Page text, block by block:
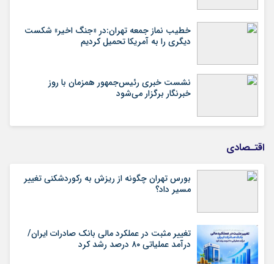
خطیب نماز جمعه تهران:در «جنگ اخیر» شکست
دیگری را به آمریکا تحمیل کردیم
نشست خبری رئیس‌جمهور همزمان با روز
خبرنگار برگزار می‌شود
اقتـصادی
بورس تهران چگونه از ریزش به رکوردشکنی تغییر
مسیر داد؟
تغییر مثبت در عملکرد مالی بانک صادرات ایران/
درآمد عملیاتی ۸۰ درصد رشد کرد